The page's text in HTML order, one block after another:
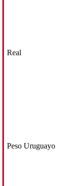
Real
Peso Uruguayo